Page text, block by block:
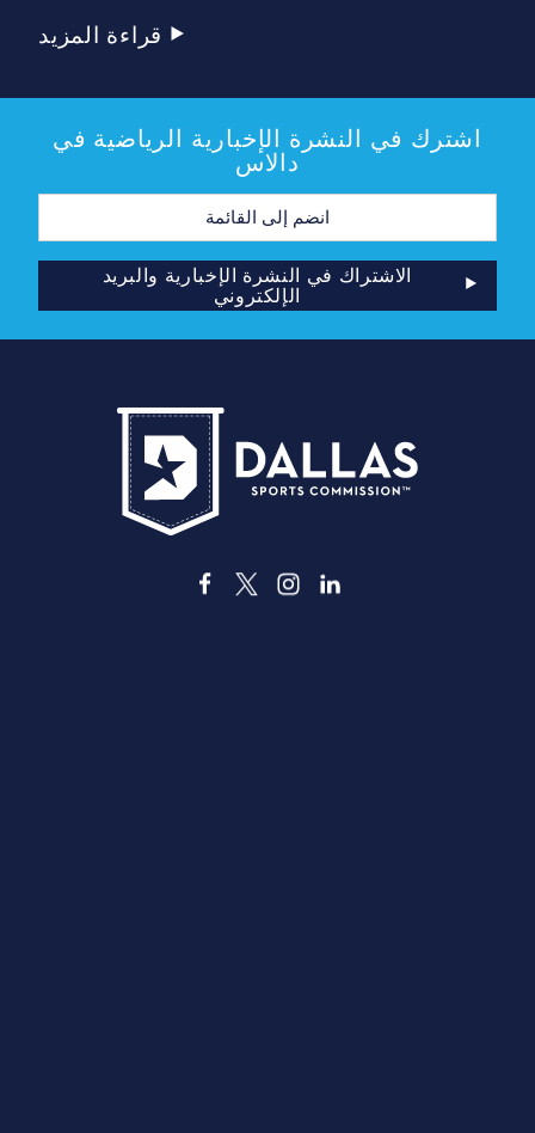
قراءة المزيد
اشترك في النشرة الإخبارية الرياضية في
دالاس
عنوان
الإلكتروني
الاشتراك في النشرة الإخبارية والبريد
الإلكتروني